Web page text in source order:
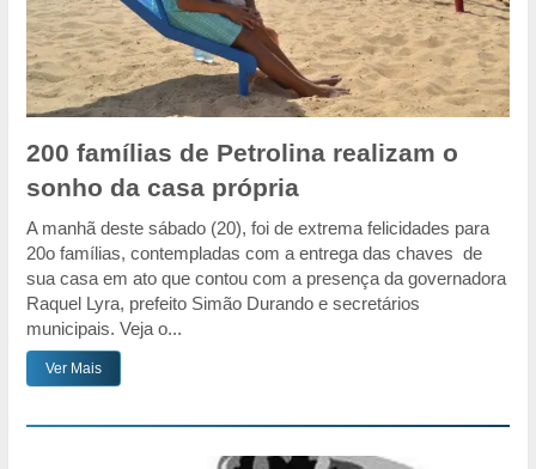
200 famílias de Petrolina realizam o
sonho da casa própria
A manhã deste sábado (20), foi de extrema felicidades para
20o famílias, contempladas com a entrega das chaves de
sua casa em ato que contou com a presença da governadora
Raquel Lyra, prefeito Simão Durando e secretários
municipais. Veja o...
Ver Mais